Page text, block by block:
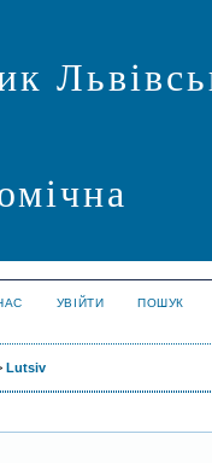
УВІЙТИ
ПОШУК
Lutsiv